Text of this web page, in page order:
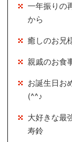
一年振りの
から
癒しのお兄
親戚のお食
お誕生日お
(^^♪
大好きな最
寿鈴